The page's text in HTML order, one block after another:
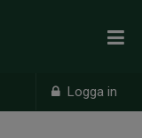
Logga in